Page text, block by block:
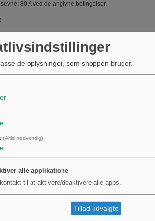
80 A ved de angivne betingelser.
hvor hulafstand og bolt-Ø svarer—kontroller mål og
og andre køretøjer med lignende
rengøring af kontaktflader for at sikre lav
(80 A) gælder under normale
til jordforbindelse; det bør ikke anvendes som
og identificeres med MPN 146.17.63 og GTIN
og kompatibilitet.
er et enkeltlagt, højt fleksibelt jordbånd med
for systemer op til omkring 80 A under
de oplysninger, som shoppen bruger.
(Altid nødvendig)
alle applikatione
til at aktivere/deaktivere alle apps.
Tillad udvalgte